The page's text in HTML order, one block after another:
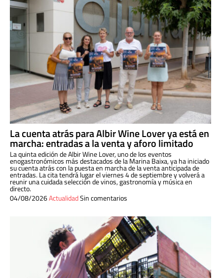
La cuenta atrás para Albir Wine Lover ya está en
marcha: entradas a la venta y aforo limitado
La quinta edición de Albir Wine Lover, uno de los eventos
enogastronómicos más destacados de la Marina Baixa, ya ha iniciado
su cuenta atrás con la puesta en marcha de la venta anticipada de
entradas. La cita tendrá lugar el viernes 4 de septiembre y volverá a
reunir una cuidada selección de vinos, gastronomía y música en
directo.
04/08/2026ActualidadSin comentarios